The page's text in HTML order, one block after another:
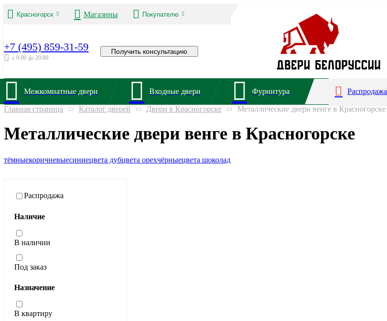
Красногорск Магазины Покупателю
+7 (495) 859-31-59
с 9:00 до 20:00
Получить консультацию
Межкомнатные двери Входные двери Фурнитура Распродажа
Главная страница Каталог дверей Двери в Красногорске Металлические двери венге в Красногорске
Металлические двери венге в Красногорске
тёмныекоричневыесиниецвета дубцвета орехчёрныецвета шоколад
Распродажа
Наличие
В наличии
Под заказ
Назначение
В квартиру